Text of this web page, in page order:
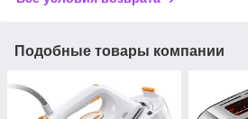
Подобные товары компании